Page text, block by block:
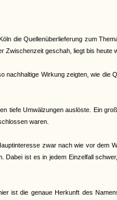
die Quellenüberlieferung zum
Zwischenzeit geschah, liegt bis heute
nachhaltige Wirkung zeigten, wie
tiefe Umwälzungen auslöste. Ein
waren.
zwar nach wie vor dem
ist es in jedem Einzelfall
ist die genaue Herkunft des